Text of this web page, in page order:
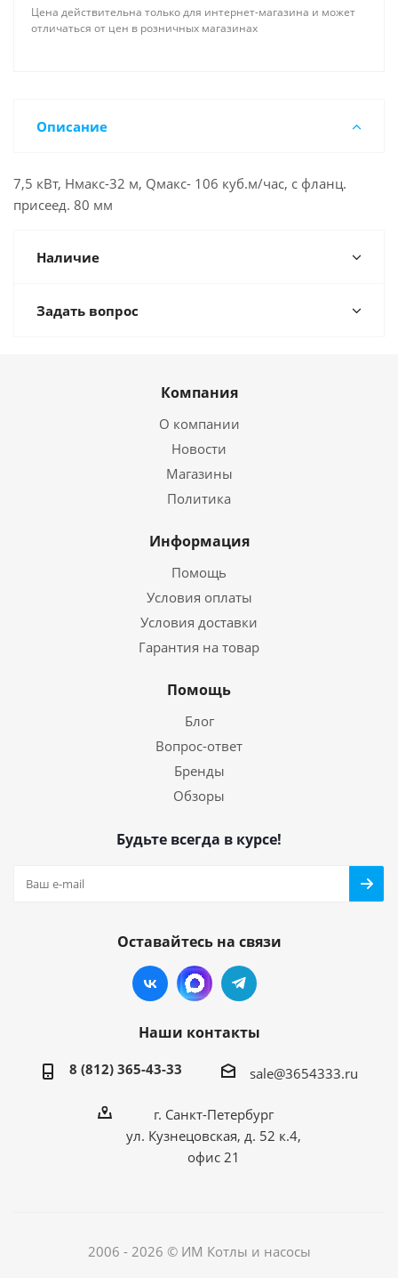
Цена действительна только для интернет-магазина и может
отличаться от цен в розничных магазинах
Описание
7,5 кВт, Нмакс-32 м, Qмакс- 106 куб.м/час, с фланц.
присеед. 80 мм
Наличие
Задать вопрос
Компания
О компании
Новости
Магазины
Политика
Информация
Помощь
Условия оплаты
Условия доставки
Гарантия на товар
Помощь
Блог
Вопрос-ответ
Бренды
Обзоры
Будьте всегда в курсе!
Оставайтесь на связи
Наши контакты
8 (812) 365-43-33 sale@3654333.ru
г. Санкт-Петербург
ул. Кузнецовская, д. 52 к.4,
офис 21
2006 - 2026 © ИМ Котлы и насосы